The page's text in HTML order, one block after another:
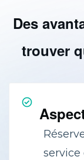
Des
trouver